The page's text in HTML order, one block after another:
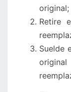
original;
Retire
Suelde